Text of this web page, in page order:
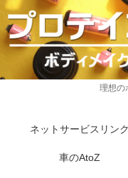
理想の
ネットサービスリンク
車のAtoZ